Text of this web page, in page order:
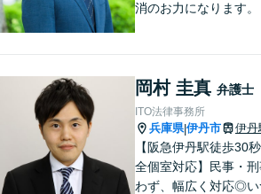
消のお力になります。
岡村 圭真 弁護士
ITO法律事務所
兵庫県|伊丹市 伊丹
【阪急伊丹駅徒歩30
全個室対応】民事・刑
わず、幅広く対応◎い